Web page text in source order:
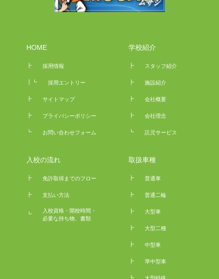
HOME
┣ 採用情報
┃┗ 採用エントリー
┣ サイトマップ
┣ プライバシーポリシー
┗ お問い合わせフォーム
学校紹介
┣ スタッフ紹介
┣ 施設紹介
┣ 会社概要
┣ 会社理念
┗ 託児サービス
入校の流れ
┣ 免許取得までのフロー
┣ 支払い方法
┗
入校資格・開校時間・
必要な持ち物、書類
取扱車種
┣ 普通車
┣ 普通二輪
┣ 大型車
┣ 大型二種
┣ 中型車
┣ 準中型車
┣